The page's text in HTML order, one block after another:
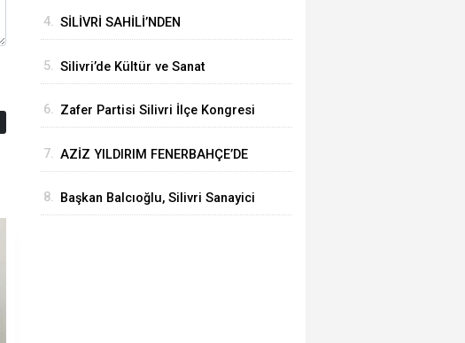
4. SİLİVRİ SAHİLİ’NDEN
5. Silivri’de Kültür ve Sanat
Kent Olacağız”
6. Zafer Partisi Silivri İlçe Kongresi
7. AZİZ YILDIRIM FENERBAHÇE’DE
8. Başkan Balcıoğlu, Silivri Sanayici